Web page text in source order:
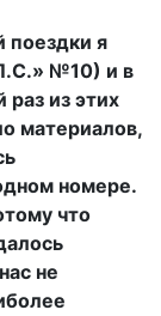
поездки я
№10) и в
из этих
материалов,
номере.
что
не